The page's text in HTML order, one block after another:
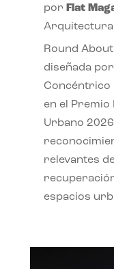
por Flat
Arquitectura
Round
diseñada
Concéntrico
en el Premio
Urbano
relevantes
espacios